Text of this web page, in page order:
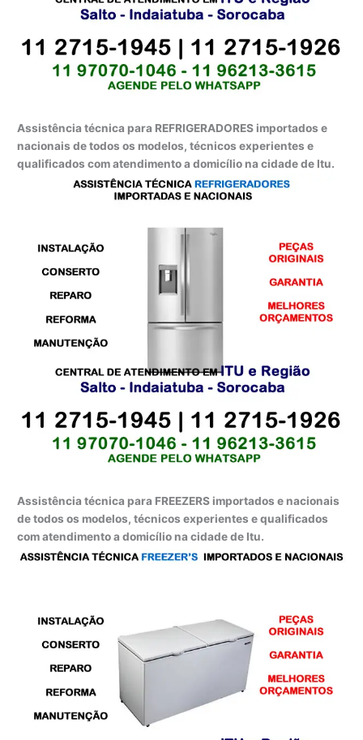
Assistência técnica para REFRIGERADORES importados e
nacionais de todos os modelos, técnicos experientes e
qualificados com atendimento a domicílio na cidade de Itu.
Assistência técnica para FREEZERS importados e nacionais
de todos os modelos, técnicos experientes e qualificados
com atendimento a domicílio na cidade de Itu.